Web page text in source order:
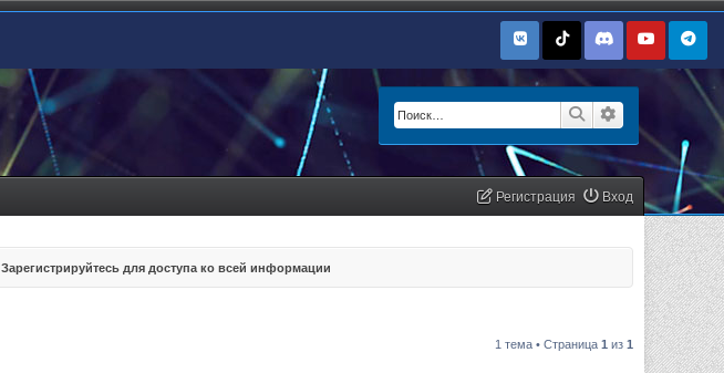
Поиск Расширенный
Вход
Регистрация
Зарегистрируйтесь для доступа ко всей информации
1 тема • Страница 1 из 1